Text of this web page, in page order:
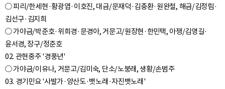
○ 피리/한세현·황광엽·이호진, 대금/문재덕·김충환·원완철, 해금/김정림·
김선구·김지희
○ 가야금/박준호·위희경·문경아, 거문고/원장현·한민택, 아쟁/김영길·
윤서경, 장구/정준호
02. 관현중주 '경풍년'
○ 가야금/이유나, 거문고/김미숙, 단소/노붕래, 생황/손범주
03. 경기민요 '사발가·양산도·뱃노래·자진뱃노래'